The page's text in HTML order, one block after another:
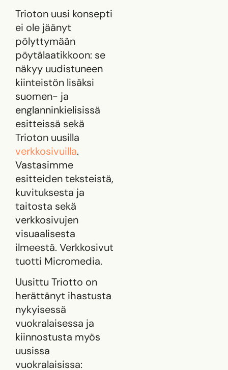
Trioton uusi konsepti
ei ole jäänyt
pölyttymään
pöytälaatikkoon: se
näkyy uudistuneen
kiinteistön lisäksi
suomen- ja
englanninkielisissä
esitteissä sekä
Trioton uusilla
verkkosivuilla.
Vastasimme
esitteiden teksteistä,
kuvituksesta ja
taitosta sekä
verkkosivujen
visuaalisesta
ilmeestä. Verkkosivut
tuotti Micromedia.
Uusittu Triotto on
herättänyt ihastusta
nykyisessä
vuokralaisessa ja
kiinnostusta myös
uusissa
vuokralaisissa: